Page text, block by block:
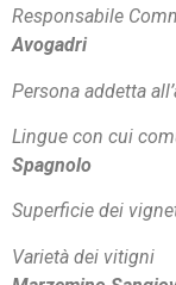
Responsabile
Avogadri
Persona addetta
Lingue con cui
Spagnolo
Superficie dei
Varietà dei